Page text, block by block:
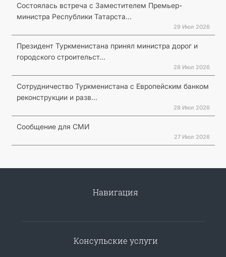
Состоялась встреча с Заместителем Премьер-
министра Республики Татарста...
29 Июл 2026
Президент Туркменистана принял министра дорог и
городского строительст...
28 Июл 2026
Сотрудничество Туркменистана с Европейским банком
реконструкции и разв...
28 Июл 2026
Сообщение для СМИ
27 Июл 2026
Навигация
Консульские услуги